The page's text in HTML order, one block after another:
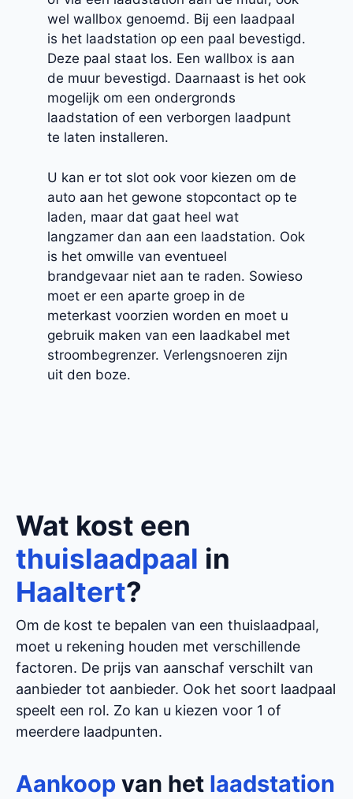
wel wallbox genoemd. Bij een laadpaal
is het laadstation op een paal bevestigd.
Deze paal staat los. Een wallbox is aan
de muur bevestigd. Daarnaast is het ook
mogelijk om een ondergronds
laadstation of een verborgen laadpunt
te laten installeren.
U kan er tot slot ook voor kiezen om de
auto aan het gewone stopcontact op te
laden, maar dat gaat heel wat
langzamer dan aan een laadstation. Ook
is het omwille van eventueel
brandgevaar niet aan te raden. Sowieso
moet er een aparte groep in de
meterkast voorzien worden en moet u
gebruik maken van een laadkabel met
stroombegrenzer. Verlengsnoeren zijn
uit den boze.
Wat kost een
thuislaadpaal in
Haaltert?
Om de kost te bepalen van een thuislaadpaal,
moet u rekening houden met verschillende
factoren. De prijs van aanschaf verschilt van
aanbieder tot aanbieder. Ook het soort laadpaal
speelt een rol. Zo kan u kiezen voor 1 of
meerdere laadpunten.
Aankoop van het laadstation